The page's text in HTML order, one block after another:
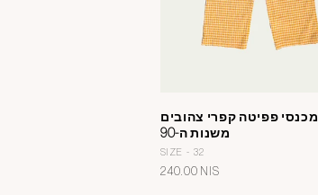
מכנסי פפיטה קפרי צהובים
משנות ה-90
SIZE - 32
מחיר
240.00 NIS